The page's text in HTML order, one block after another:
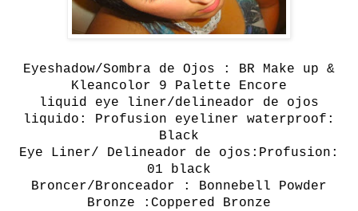
Eyeshadow/Sombra de Ojos : BR Make up &
Kleancolor 9 Palette Encore
liquid
eye liner/delineador de ojos
liquido: Profusion eyeliner waterproof:
Black
Eye Liner/ Delineador de ojos:Profusion:
01 black
Broncer/Bronceador : Bonnebell Powder
Bronze :Coppered Bronze